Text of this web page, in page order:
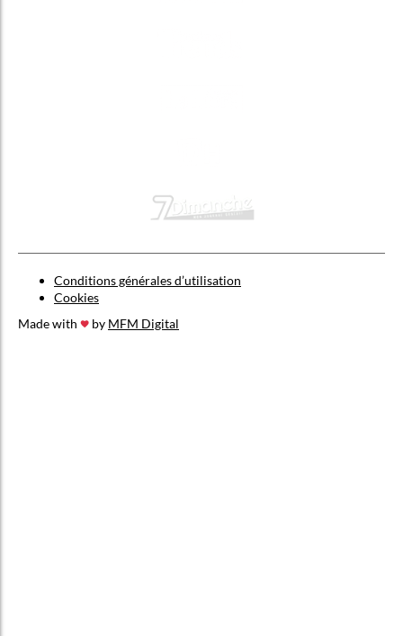
Conditions générales d’utilisation
Cookies
Made with
by MFM Digital